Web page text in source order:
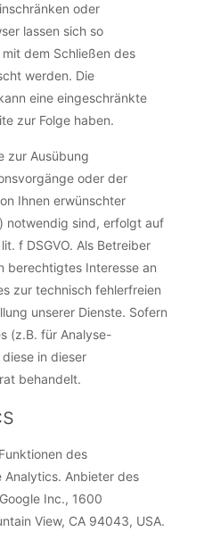
oder
lassen sich so
dem Schließen des
werden. Die
eine eingeschränkte
zur Folge haben.
zur Ausübung
oder der
Ihnen erwünschter
notwendig sind, erfolgt auf
f DSGVO. Als Betreiber
berechtigtes Interesse an
zur technisch fehlerfreien
unserer Dienste. Sofern
(z.B. für Analyse-
in dieser
behandelt.
des
Analytics. Anbieter des
Inc., 1600
View, CA 94043, USA.